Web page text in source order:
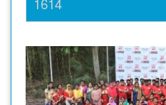
1614